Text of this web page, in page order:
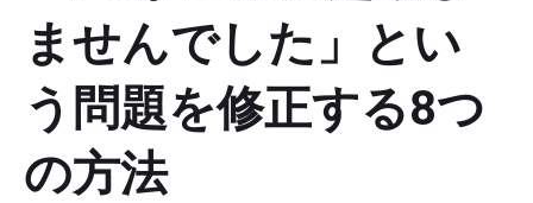
Data Recovery Bootable
更新履歴
バージョン比較
リソース
ユーザーマニュアル
Windowsデータ復元
無料版 ダウンロード
トライアル版 ダウンロード
ませんでした」とい
う問題を修正する8つ
の方法